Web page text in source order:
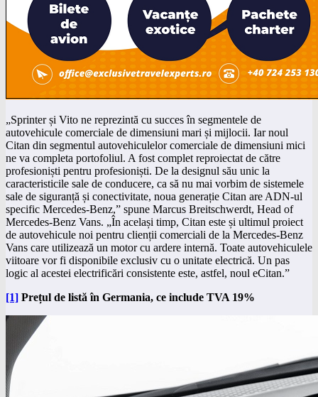
„Sprinter și Vito ne reprezintă cu succes în segmentele de
autovehicule comerciale de dimensiuni mari și mijlocii. Iar noul
Citan din segmentul autovehiculelor comerciale de dimensiuni mici
ne va completa portofoliul. A fost complet reproiectat de către
profesioniști pentru profesioniști. De la designul său unic la
caracteristicile sale de conducere, ca să nu mai vorbim de sistemele
sale de siguranță și conectivitate, noua generație Citan are ADN-ul
specific Mercedes-Benz,” spune Marcus Breitschwerdt, Head of
Mercedes-Benz Vans. „În același timp, Citan este și ultimul proiect
de autovehicule noi pentru clienții comerciali de la Mercedes-Benz
Vans care utilizează un motor cu ardere internă. Toate autovehiculele
viitoare vor fi disponibile exclusiv cu o unitate electrică. Un pas
logic al acestei electrificări consistente este, astfel, noul eCitan.”
[1] Prețul de listă în Germania, ce include TVA 19%